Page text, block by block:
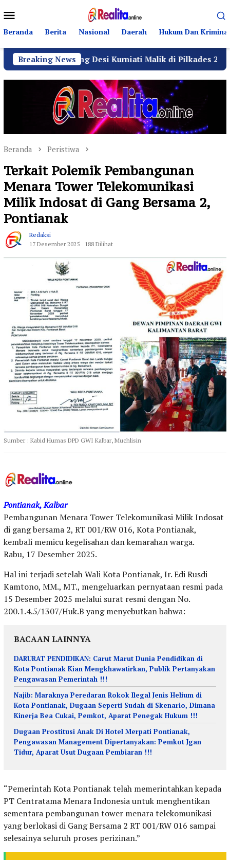
ke
kontenMobile
Beranda Berita Nasional Daerah Hukum Dan Kriminal
Breaking News
Desi Kurniati Malik di Pilkades 2026 GRIB
Beranda Peristiwa
Terkait Polemik Pembangunan
Menara Tower Telekomunikasi
Milik Indosat di Gang Bersama 2,
Pontianak
Redaksi
17 Desember 2025
188 Dilihat
Sumber : Kabid Humas DPD GWI Kalbar, Muchlisin
Pontianak, Kalbar
Pembangunan Menara Tower Telekomunikasi Milik Indosat
di gang bersama 2, RT 001/RW 016, Kota Pontianak,
kembali memicu kegelisahan dan kemarahan warga.
Rabu, 17 Desember 2025.
Hal ini terjadi setelah Wali Kota Pontianak, Ir. Edi Rusdi
Kamtono, MM., MT., mengeluarkan pernyataan resmi pada
15 Desember 2025 melalui surat resmi dengan No.
200.1.4.5/1307/Huk.B yang menyebutkan bahwa:
BACAAN LAINNYA
DARURAT PENDIDIKAN: Carut Marut Dunia Pendidikan di
Kota Pontianak Kian Mengkhawatirkan, Publik Pertanyakan
Pengawasan Pemerintah !!!
Najib: Maraknya Peredaran Rokok Ilegal Jenis Helium di
Kota Pontianak, Dugaan Seperti Sudah di Skenario, Dimana
Kinerja Bea Cukai, Pemkot, Aparat Penegak Hukum !!!
Dugaan Prostitusi Anak Di Hotel Merpati Pontianak,
Pengawasan Management Dipertanyakan: Pemkot Jgan
Tidur, Aparat Usut Dugaan Pembiaran !!!
“Pemerintah Kota Pontianak telah memerintahkan kepada
PT Centratama Menara Indonesia untuk menghentikan
sementara pembangunan tower menara telekomunikasi
yang berlokasi di Gang Bersama 2 RT 001/RW 016 sampai
selesainya seluruh proses perizinan.”